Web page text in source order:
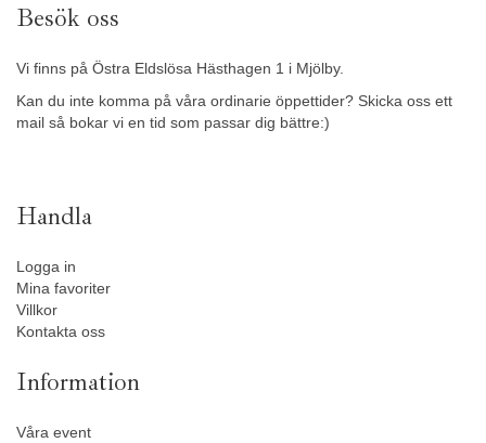
Besök oss
Vi finns på Östra Eldslösa Hästhagen 1 i Mjölby.
Kan du inte komma på våra ordinarie öppettider? Skicka oss ett
mail så bokar vi en tid som passar dig bättre:)
Handla
Logga in
Mina favoriter
Villkor
Kontakta oss
Information
Våra event